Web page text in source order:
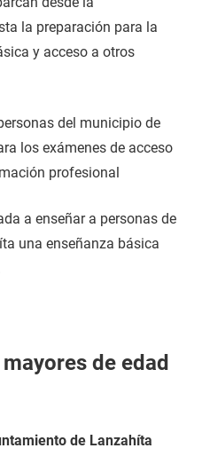
la preparación para la
y acceso a otros
del municipio de
los exámenes de acceso
profesional
a enseñar a personas de
una enseñanza básica
de edad
de Lanzahíta